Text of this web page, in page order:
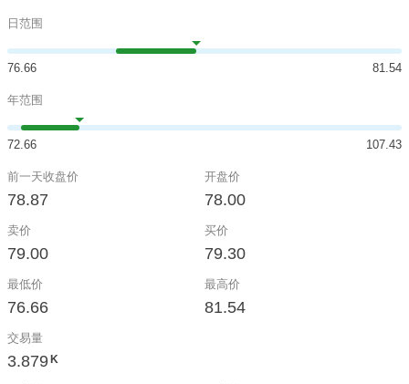
日范围
76.66 81.54
年范围
72.66 107.43
前一天收盘价
78.87
开盘价
78.00
卖价
79.00
买价
79.30
最低价
76.66
最高价
81.54
交易量
3.879 K